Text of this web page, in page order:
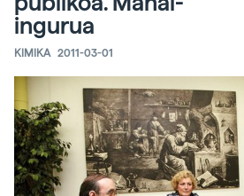
ingurua
KIMIKA 2011-03-01